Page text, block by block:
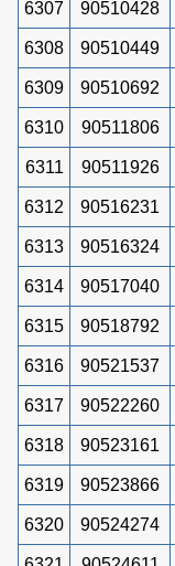
6307 90510428
6308 90510449
6309 90510692
6310 90511806
6311 90511926
6312 90516231
6313 90516324
6314 90517040
6315 90518792
6316 90521537
6317 90522260
6318 90523161
6319 90523866
6320 90524274